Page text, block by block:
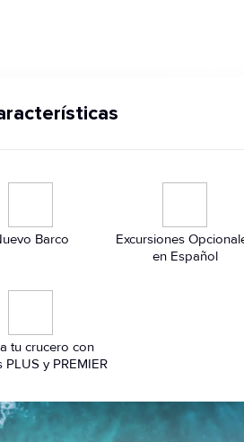
Barco
Excursiones
en Español
tu crucero con
PLUS y PREMIER